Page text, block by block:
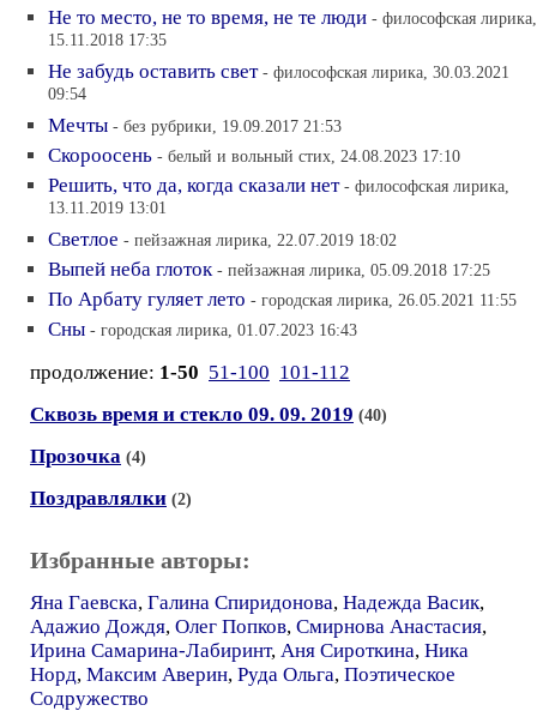
Не то место, не то время, не те люди - философская лирика,
15.11.2018 17:35
Не забудь оставить свет - философская лирика, 30.03.2021
09:54
Мечты - без рубрики, 19.09.2017 21:53
Скороосень - белый и вольный стих, 24.08.2023 17:10
Решить, что да, когда сказали нет - философская лирика,
13.11.2019 13:01
Светлое - пейзажная лирика, 22.07.2019 18:02
Выпей неба глоток - пейзажная лирика, 05.09.2018 17:25
По Арбату гуляет лето - городская лирика, 26.05.2021 11:55
Сны - городская лирика, 01.07.2023 16:43
продолжение: 1-50 51-100 101-112
Сквозь время и стекло 09. 09. 2019 (40)
Прозочка (4)
Поздравлялки (2)
Избранные авторы:
Яна Гаевска, Галина Спиридонова, Надежда Васик,
Адажио Дождя, Олег Попков, Смирнова Анастасия,
Ирина Самарина-Лабиринт, Аня Сироткина, Ника
Норд, Максим Аверин, Руда Ольга, Поэтическое
Содружество